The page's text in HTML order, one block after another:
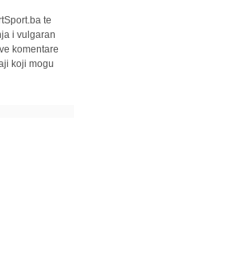
te
i vulgaran
komentare
koji mogu